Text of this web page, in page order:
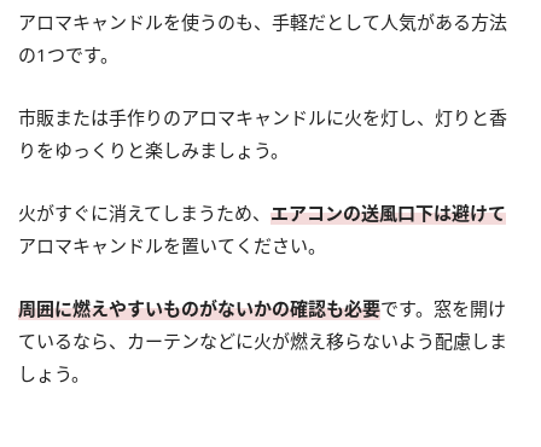
アロマキャンドルを使うのも、手軽だとして人気がある方法
の1つです。
市販または手作りのアロマキャンドルに火を灯し、灯りと香
りをゆっくりと楽しみましょう。
火がすぐに消えてしまうため、 エアコンの送風口下は避けて
アロマキャンドルを置いてください。
周囲に燃えやすいものがないかの確認も必要です。窓を開け
ているなら、カーテンなどに火が燃え移らないよう配慮しま
しょう。